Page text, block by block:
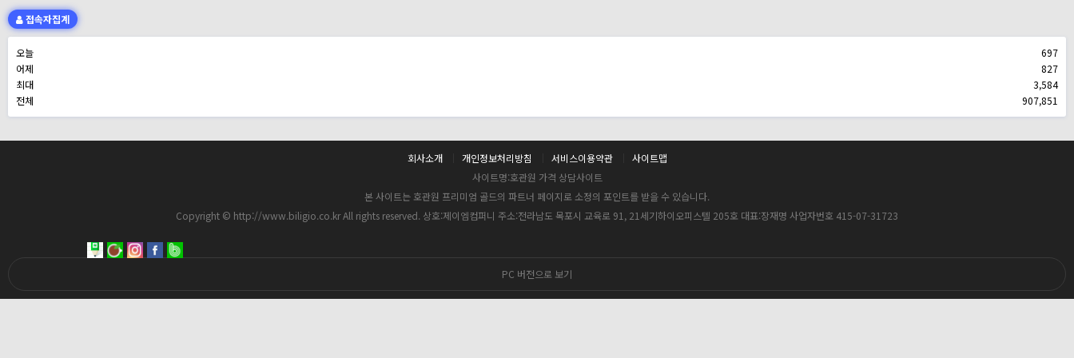
접속자집계
오늘
697
어제
827
최대
3,584
전체
907,851
회사소개 개인정보처리방침 서비스이용약관
사이트맵
사이트명:호관원 가격 상담사이트
본 사이트는 호관원 프리미엄 골드의 파트너 페이지로 소정의 포인트를 받을 수 있습니다.
Copyright © http://www.biligio.co.kr All rights reserved. 상호:제이엠컴퍼니 주소:전라남도 목포시 교육로 91, 21세기하이오피스텔 205호 대표:장재명 사업자번호 415-07-31723
PC 버전으로 보기